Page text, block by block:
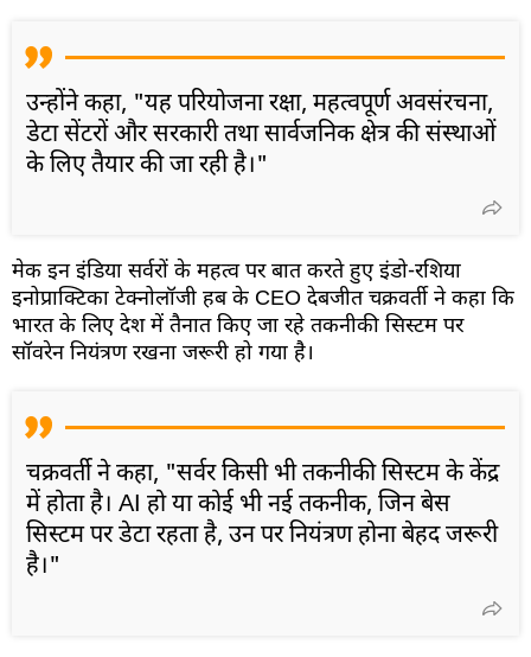
उन्होंने कहा, "यह परियोजना रक्षा, महत्वपूर्ण अवसंरचना,
डेटा सेंटरों और सरकारी तथा सार्वजनिक क्षेत्र की संस्थाओं
के लिए तैयार की जा रही है।"
मेक इन इंडिया सर्वरों के महत्व पर बात करते हुए इंडो-रशिया
इनोप्राक्टिका टेक्नोलॉजी हब के CEO देबजीत चक्रवर्ती ने कहा कि
भारत के लिए देश में तैनात किए जा रहे तकनीकी सिस्टम पर
सॉवरेन नियंत्रण रखना जरूरी हो गया है।
चक्रवर्ती ने कहा, "सर्वर किसी भी तकनीकी सिस्टम के केंद्र
में होता है। AI हो या कोई भी नई तकनीक, जिन बेस
सिस्टम पर डेटा रहता है, उन पर नियंत्रण होना बेहद जरूरी
है।"